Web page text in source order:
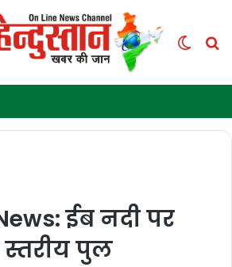
ईब नदी पर
पुल